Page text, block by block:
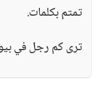
تمتم بكلمات.
ترى كم رجل في